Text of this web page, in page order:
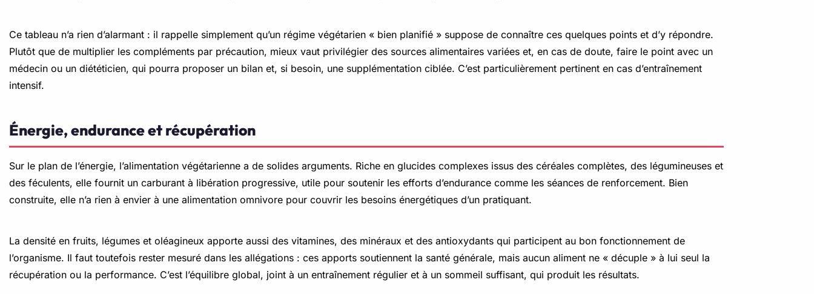
Ce tableau n’a rien d’alarmant : il rappelle simplement qu’un régime végétarien « bien planifié » suppose de connaître ces quelques points et d’y répondre.
Plutôt que de multiplier les compléments par précaution, mieux vaut privilégier des sources alimentaires variées et, en cas de doute, faire le point avec un
médecin ou un diététicien, qui pourra proposer un bilan et, si besoin, une supplémentation ciblée. C’est particulièrement pertinent en cas d’entraînement
intensif.
Énergie, endurance et récupération
Sur le plan de l’énergie, l’alimentation végétarienne a de solides arguments. Riche en glucides complexes issus des céréales complètes, des légumineuses et
des féculents, elle fournit un carburant à libération progressive, utile pour soutenir les efforts d’endurance comme les séances de renforcement. Bien
construite, elle n’a rien à envier à une alimentation omnivore pour couvrir les besoins énergétiques d’un pratiquant.
La densité en fruits, légumes et oléagineux apporte aussi des vitamines, des minéraux et des antioxydants qui participent au bon fonctionnement de
l’organisme. Il faut toutefois rester mesuré dans les allégations : ces apports soutiennent la santé générale, mais aucun aliment ne « décuple » à lui seul la
récupération ou la performance. C’est l’équilibre global, joint à un entraînement régulier et à un sommeil suffisant, qui produit les résultats.